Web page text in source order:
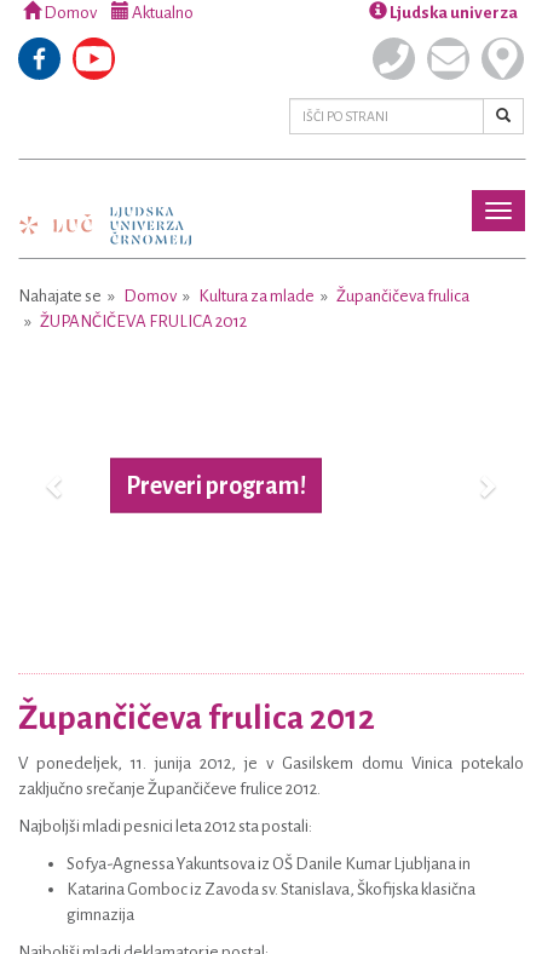
Domov Aktualno Ljudska univerza
Nahajate se Domov Kultura za mlade
Župančičeva frulica
ŽUPANČIČEVA FRULICA 2012
Preveri program!
Župančičeva frulica 2012
V ponedeljek, 11. junija 2012, je v Gasilskem domu Vinica potekalo
zaključno srečanje Župančičeve frulice 2012.
Najboljši mladi pesnici leta 2012 sta postali:
Sofya-Agnessa Yakuntsova iz OŠ Danile Kumar Ljubljana in
Katarina Gomboc iz Zavoda sv. Stanislava, Škofijska klasična
gimnazija